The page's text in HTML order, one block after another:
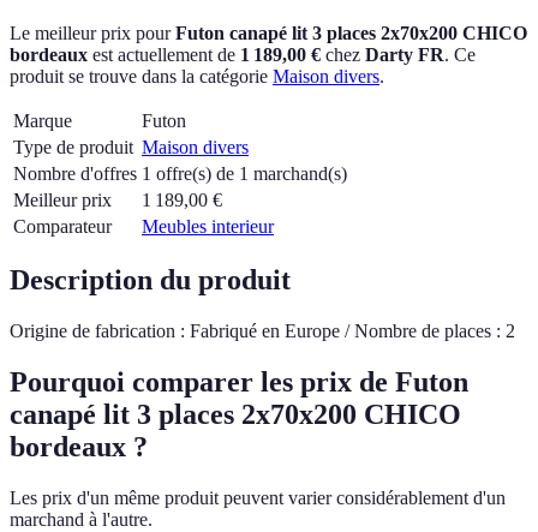
Le meilleur prix pourFuton canapé lit 3 places 2x70x200 CHICO
bordeaux est actuellement de 1 189,00 € chez Darty FR. Ce
produit se trouve dans la catégorie Maison divers.
Marque
Futon
Type de produit Maison divers
Nombre d'offres 1 offre(s) de 1 marchand(s)
Meilleur prix
1 189,00 €
Comparateur
Meubles interieur
Description du produit
Origine de fabrication : Fabriqué en Europe / Nombre de places : 2
Pourquoi comparer les prix de Futon
canapé lit 3 places 2x70x200 CHICO
bordeaux ?
Les prix d'un même produit peuvent varier considérablement d'un
marchand à l'autre.